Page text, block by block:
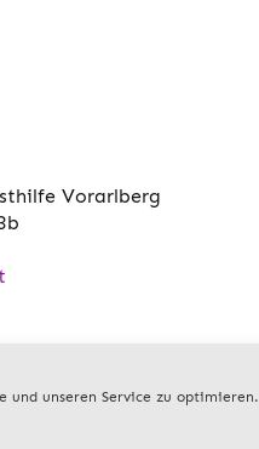
und unseren Service zu optimieren.
Vorarlberg